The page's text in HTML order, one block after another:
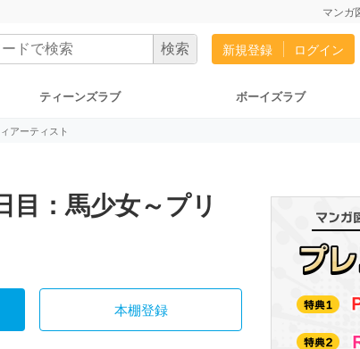
マンガ
新規登録 ログイン
ティーンズラブ ボーイズラブ
アーティスト
目：馬少女～プリ
本棚登録